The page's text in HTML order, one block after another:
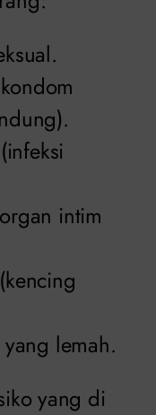
intim
lemah.
yang di